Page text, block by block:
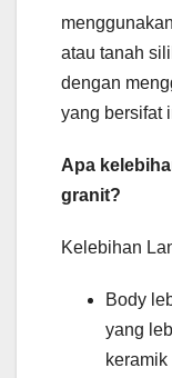
atau tanah
dengan
yang bersifat
Apa
granit?
Kelebihan
Body
yang
keramik